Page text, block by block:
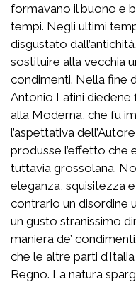
formavano il buono e
tempi. Negli ultimi
disgustato
sostituire alla vecchia
condimenti. Nella fine
Antonio Latini
alla Moderna, che fu
l’aspettativa
produsse l’effetto che
tuttavia grossolana.
eleganza, squisitezza
contrario un disordine
un gusto stranissimo
maniera de’
che le altre parti
Regno. La natura